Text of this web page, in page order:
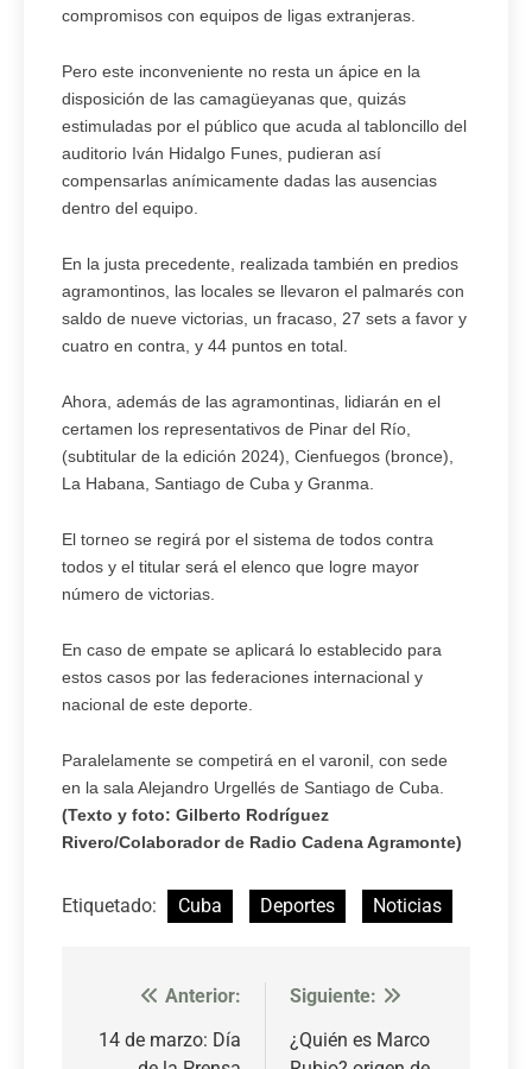
compromisos con equipos de ligas extranjeras.
Pero este inconveniente no resta un ápice en la
disposición de las camagüeyanas que, quizás
estimuladas por el público que acuda al tabloncillo del
auditorio Iván Hidalgo Funes, pudieran así
compensarlas anímicamente dadas las ausencias
dentro del equipo.
En la justa precedente, realizada también en predios
agramontinos, las locales se llevaron el palmarés con
saldo de nueve victorias, un fracaso, 27 sets a favor y
cuatro en contra, y 44 puntos en total.
Ahora, además de las agramontinas, lidiarán en el
certamen los representativos de Pinar del Río,
(subtitular de la edición 2024), Cienfuegos (bronce),
La Habana, Santiago de Cuba y Granma.
El torneo se regirá por el sistema de todos contra
todos y el titular será el elenco que logre mayor
número de victorias.
En caso de empate se aplicará lo establecido para
estos casos por las federaciones internacional y
nacional de este deporte.
Paralelamente se competirá en el varonil, con sede
en la sala Alejandro Urgellés de Santiago de Cuba.
(Texto y foto: Gilberto Rodríguez
Rivero/Colaborador de Radio Cadena Agramonte)
Etiquetado: Cuba Deportes Noticias
Navegación
de
Anterior:
14 de marzo: Día
Siguiente:
¿Quién es Marco